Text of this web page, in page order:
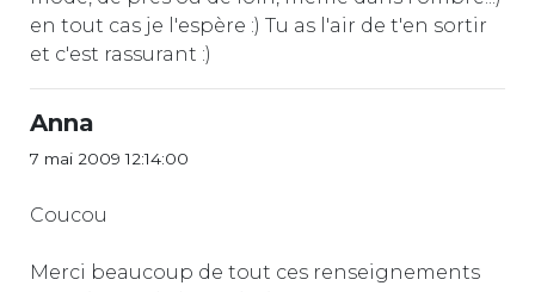
en tout cas je l'espère :) Tu as l'air de t'en sortir
et c'est rassurant :)
Anna
7 mai 2009 12:14:00
Coucou
Merci beaucoup de tout ces renseignements